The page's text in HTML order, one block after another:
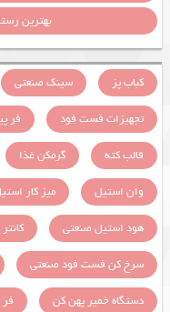
بهترین
کباب پز سینک صنعتی
تجهیزات فست فود
فر
قالب کته
گرمکن غذا
وان استیل
میز کار
هود استیل صنعتی
سرخ کن فست فود صنعتی
دستگاه خمیر پهن کن